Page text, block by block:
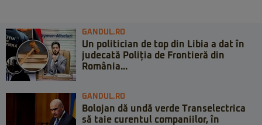
GANDUL.RO
Un politician de top din Libia a dat în
judecată Poliția de Frontieră din
România...
GANDUL.RO
Bolojan dă undă verde Transelectrica
să taie curentul companiilor, în